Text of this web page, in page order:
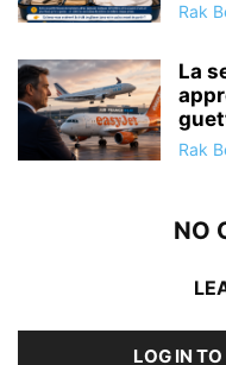
Rak
La
Rak
NO
LOG IN